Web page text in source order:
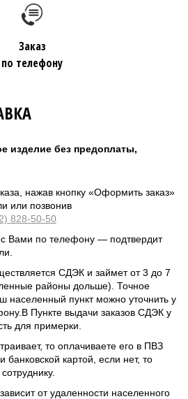
Заказ
по телефону
изделие без предоплаты,
нажав кнопку «Оформить заказ»
или позвонив
828-50-50
Вами по телефону — подтвердит
СДЭК и займет от 3 до 7
районы дольше). Точное
населенный пункт можно уточнить у
Пункте выдачи заказов СДЭК у
для примерки.
то оплачиваете его в ПВЗ
картой, если нет, то
от удаленности населенного